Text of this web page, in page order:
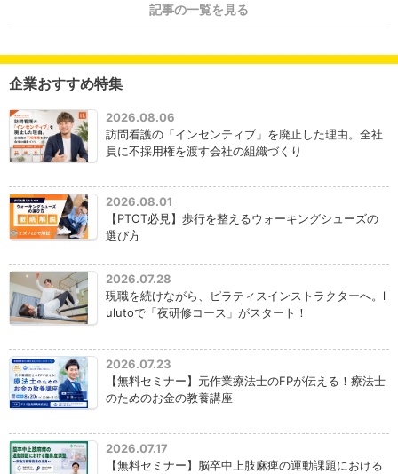
記事の一覧を見る
企業おすすめ特集
2026.08.06
訪問看護の「インセンティブ」を廃止した理由。全社
員に不採用権を渡す会社の組織づくり
2026.08.01
【PTOT必見】歩行を整えるウォーキングシューズの
選び方
2026.07.28
現職を続けながら、ピラティスインストラクターへ。l
ulutoで「夜研修コース」がスタート！
2026.07.23
【無料セミナー】元作業療法士のFPが伝える！療法士
のためのお金の教養講座
2026.07.17
【無料セミナー】脳卒中上肢麻痺の運動課題における